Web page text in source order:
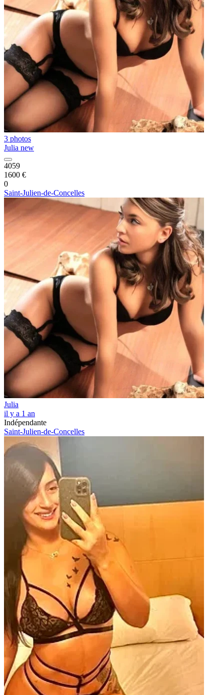
3 photos
Julia new
4059
1600 €
0
Saint-Julien-de-Concelles
Julia
il y a 1 an
Indépendante
Saint-Julien-de-Concelles